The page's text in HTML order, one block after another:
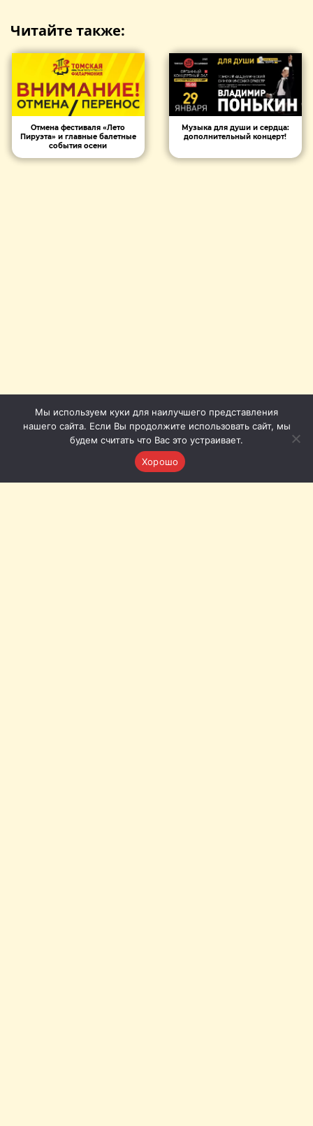
Читайте также:
Отмена фестиваля «Лето
Пируэта» и главные балетные
события осени
Музыка для души и сердца:
дополнительный концерт!
Мы используем куки для наилучшего представления
нашего сайта. Если Вы продолжите использовать сайт, мы
будем считать что Вас это устраивает.
Хорошо